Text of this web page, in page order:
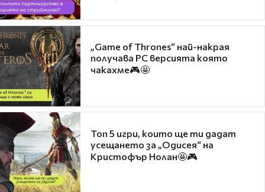
„Game of Thrones“ най-накрая
получава PC версията която
чакахме🎮🤩
Топ 5 игри, които ще ти дадат
усещането за „Одисея“ на
Кристофър Нолан🤩🎮